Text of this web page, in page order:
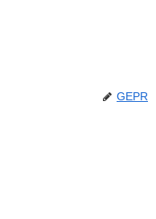
GEPR